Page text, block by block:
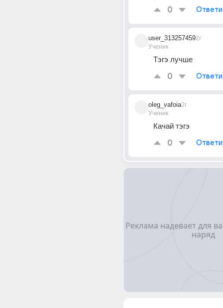
0
user_313257459
Ученик
2г
Тэгэ лучше
0
oleg_vafoia
Ученик
2г
Качай тэгэ
0